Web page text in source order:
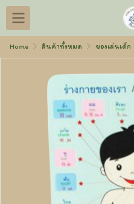
Home สินค้าทั้งหมด ของเล่นเด็ก